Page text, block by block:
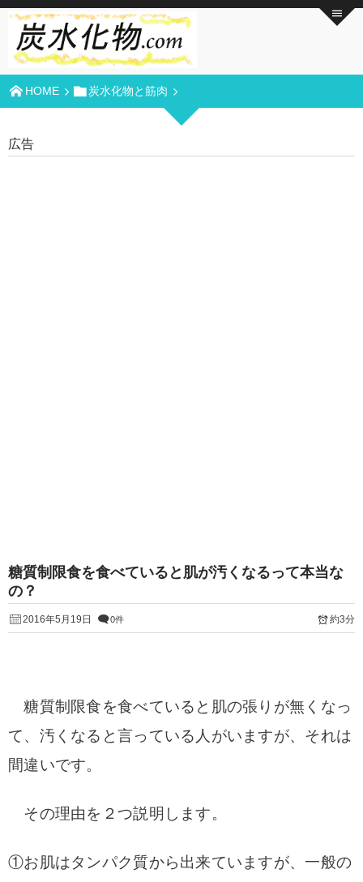
HOME 炭水化物と筋肉
広告
糖質制限食を食べていると肌が汚くなるって本当な
の？
2016年5月19日 0件 約3分
糖質制限食を食べていると肌の張りが無くなっ
て、汚くなると言っている人がいますが、それは
間違いです。
その理由を２つ説明します。
①お肌はタンパク質から出来ていますが、一般の